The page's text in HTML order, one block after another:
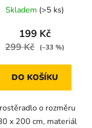
Skladem (>5 ks)
199 Kč
299 Kč (–33 %)
DO KOŠÍKU
o rozměru
x 200 cm, materiál